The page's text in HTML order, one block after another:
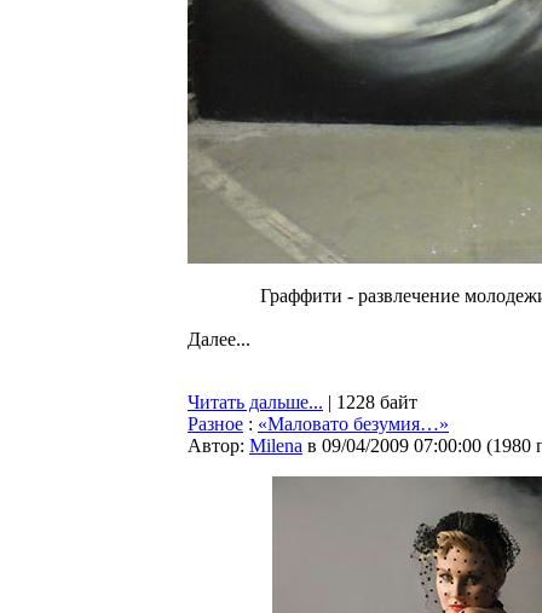
Граффити - развлечение
Далее...
Читать дальше... | 1228 байт
Разное : «Маловато безумия…»
Автор: Milena в 09/04/2009 07:00:00 (1980